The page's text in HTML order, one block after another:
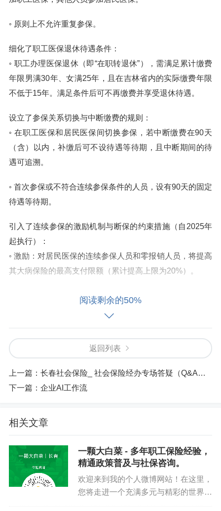
◦ 原则上不允许重复参保。
细化了职工医保退休待遇条件：
◦ 职工办理医保退休（即“在职转退休”），需满足累计缴费
年限男满30年、女满25年，且在吉林省内的实际缴费年限
不低于15年。满足条件后可不再缴费并享受退休待遇。
设立了参保关系切换与中断缴费的规则：
◦ 在职工医保和居民医保间切换参保，若中断缴费在90天
（含）以内，补缴后可不设待遇等待期，且中断期间的待
遇可追溯。
◦ 首次参保或不符合连续参保条件的人员，设有90天的固定
待遇等待期。
引入了连续参保的激励机制与断保的约束措施（自2025年
起执行）：
◦ 激励：对居民医保的连续参保人员和零报销人员，将提高
其大病保险的最高支付限额（累计提高上限为20%）。
◦ 约束：对居民医保断保后再参保的人员，将降低其大病保
调整了缴费与补缴政策：
会平均工资发布后次月起执行）。
补缴，待遇可追溯；超过90天补缴，则欠费期间待遇不可
追溯。
◦ 灵活就业人员欠费超过90天则不可补缴。
规定了特殊群体的参保办法：
◦ 明确了新生儿、退役军人、领取失业保险金人员、破产企
阅读剩余的50%
返回列表
上一篇： 长春社会保险_ 社会保险经办专场答疑（Q&A版）
下一篇： 企业AI工作流
相关文章
一颗大白菜 - 多年职工保险经验，
精通政策普及与社保咨询。
欢迎来到我的个人微博网站！在这里，
您将走进一个充满多元与精彩的世界。